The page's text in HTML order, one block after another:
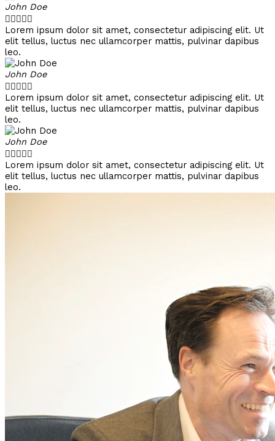
John Doe

Lorem ipsum dolor sit amet, consectetur adipiscing elit. Ut
elit tellus, luctus nec ullamcorper mattis, pulvinar dapibus
leo.
John Doe

Lorem ipsum dolor sit amet, consectetur adipiscing elit. Ut
elit tellus, luctus nec ullamcorper mattis, pulvinar dapibus
leo.
John Doe

Lorem ipsum dolor sit amet, consectetur adipiscing elit. Ut
elit tellus, luctus nec ullamcorper mattis, pulvinar dapibus
leo.